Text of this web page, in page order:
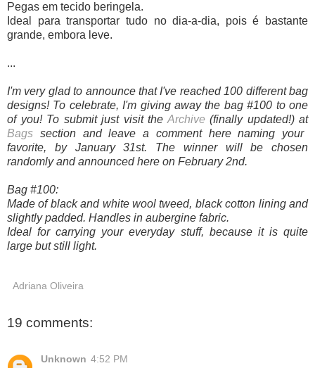
Pegas em tecido beringela.
Ideal para transportar tudo no dia-a-dia, pois é bastante
grande, embora leve.
...
I'm very glad to announce that I've reached 100 different bag
designs! To celebrate, I'm giving away the bag #100 to one
of you! To submit just visit the Archive(finally updated!) at
Bags section and leave a comment here naming your
favorite, by January 31st. The winner will be chosen
randomly and announced here on February 2nd.
Bag #100:
Made ofblack and white wooltweed, black cotton lining and
slightly padded. Handles in aubergine fabric.
Ideal for carrying your everyday stuff, because it is quite
large but still light.
Adriana Oliveira
19 comments:
Unknown 4:52 PM